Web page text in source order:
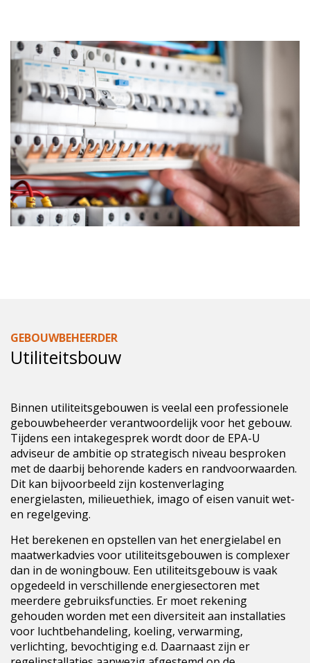
GEBOUWBEHEERDER
Utiliteitsbouw
Binnen utiliteitsgebouwen is veelal een professionele
gebouwbeheerder verantwoordelijk voor het gebouw.
Tijdens een intakegesprek wordt door de EPA-U
adviseur de ambitie op strategisch niveau besproken
met de daarbij behorende kaders en randvoorwaarden.
Dit kan bijvoorbeeld zijn kostenverlaging
energielasten, milieuethiek, imago of eisen vanuit wet-
en regelgeving.
Het berekenen en opstellen van het energielabel en
maatwerkadvies voor utiliteitsgebouwen is complexer
dan in de woningbouw. Een utiliteitsgebouw is vaak
opgedeeld in verschillende energiesectoren met
meerdere gebruiksfuncties. Er moet rekening
gehouden worden met een diversiteit aan installaties
voor luchtbehandeling, koeling, verwarming,
verlichting, bevochtiging e.d. Daarnaast zijn er